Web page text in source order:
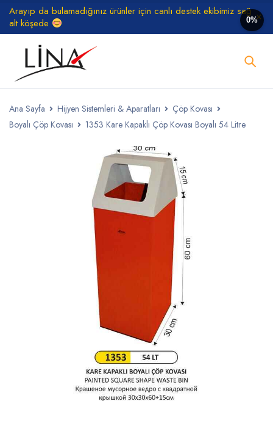
Arayıp da bulamadığınız ürünler için canlı destek ekibimiz sağ
alt köşede
Ana Sayfa Hijyen Sistemleri & Aparatları
Çöp Kovası
Boyalı Çöp Kovası
1353 Kare Kapaklı Çöp Kovası Boyalı 54 Litre
0%